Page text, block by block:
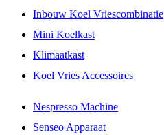
Inbouw Koel Vriescombinatie
Mini Koelkast
Klimaatkast
Koel Vries Accessoires
Nespresso Machine
Senseo Apparaat